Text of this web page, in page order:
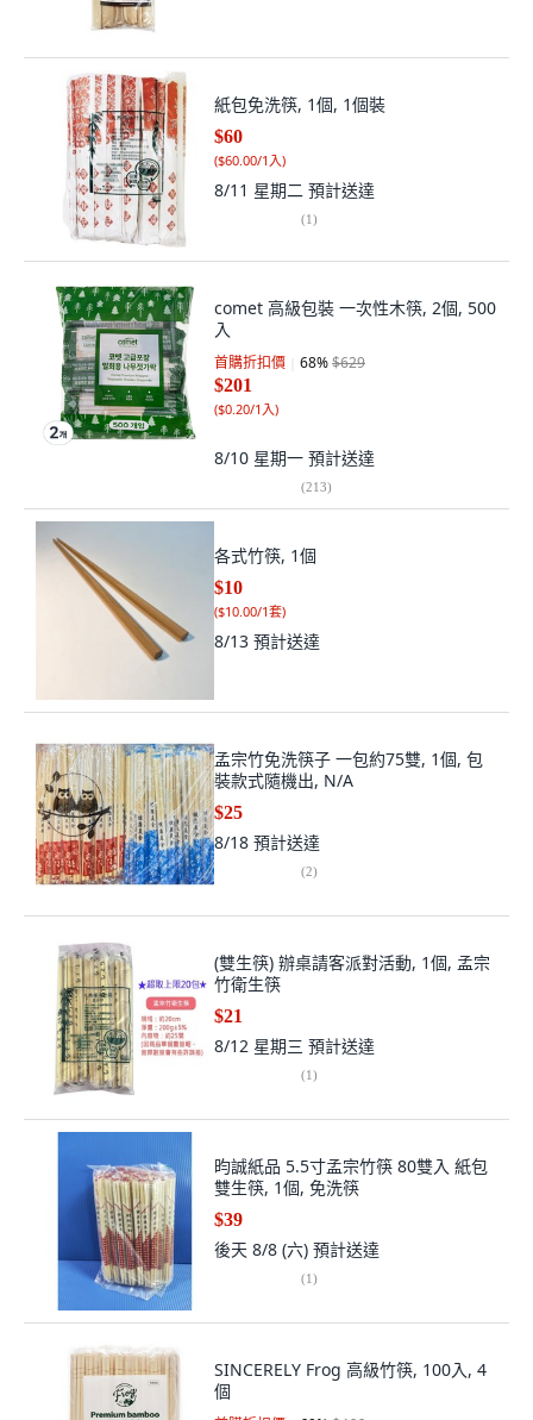
紙包免洗筷, 1個, 1個裝
$60
($60.00/1入)
8/11 星期二 預計送達
(1)
comet 高級包裝 一次性木筷, 2個, 500
入
首購折扣價 68%$629
$201
($0.20/1入)
8/10 星期一 預計送達
(213)
各式竹筷, 1個
$10
($10.00/1套)
8/13 預計送達
孟宗竹免洗筷子 一包約75雙, 1個, 包
裝款式隨機出, N/A
$25
8/18 預計送達
(2)
(雙生筷) 辦桌請客派對活動, 1個, 孟宗
竹衛生筷
$21
8/12 星期三 預計送達
(1)
昀誠紙品 5.5寸孟宗竹筷 80雙入 紙包
雙生筷, 1個, 免洗筷
$39
後天 8/8 (六) 預計送達
(1)
SINCERELY Frog 高級竹筷, 100入, 4
個